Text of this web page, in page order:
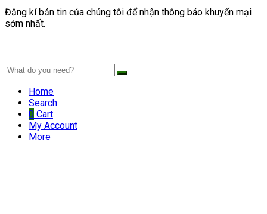
Đăng kí bản tin của chúng tôi để nhận thông báo khuyến mại
sớm nhất.
Home
Search
0 Cart
My Account
More